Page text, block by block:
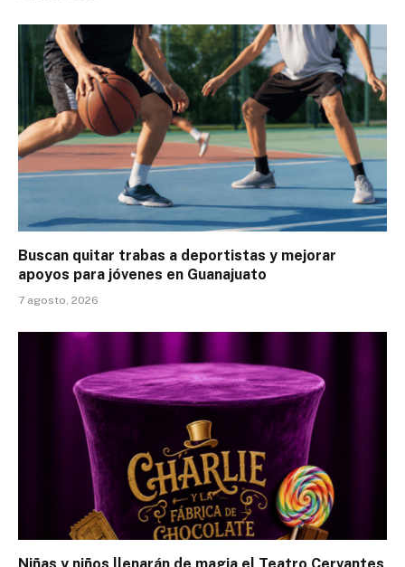
Buscan quitar trabas a deportistas y mejorar
apoyos para jóvenes en Guanajuato
7 agosto, 2026
Niñas y niños llenarán de magia el Teatro Cervantes